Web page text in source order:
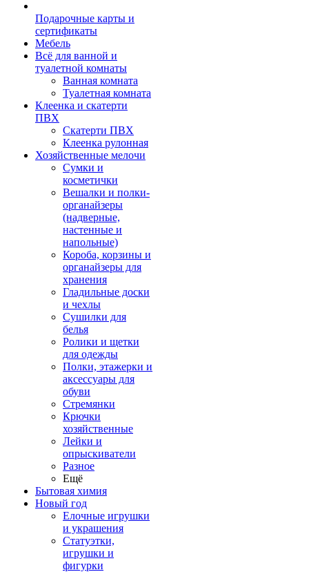
Подарочные карты и
сертификаты
Мебель
Всё для ванной и
туалетной комнаты
Ванная комната
Туалетная комната
Клеенка и скатерти
ПВХ
Скатерти ПВХ
Клеенка рулонная
Хозяйственные мелочи
Сумки и
косметички
Вешалки и полки-
органайзеры
(надверные,
настенные и
напольные)
Короба, корзины и
органайзеры для
хранения
Гладильные доски
и чехлы
Сушилки для
белья
Ролики и щетки
для одежды
Полки, этажерки и
аксессуары для
обуви
Стремянки
Крючки
хозяйственные
Лейки и
опрыскиватели
Разное
Ещё
Бытовая химия
Новый год
Елочные игрушки
и украшения
Статуэтки,
игрушки и
фигурки